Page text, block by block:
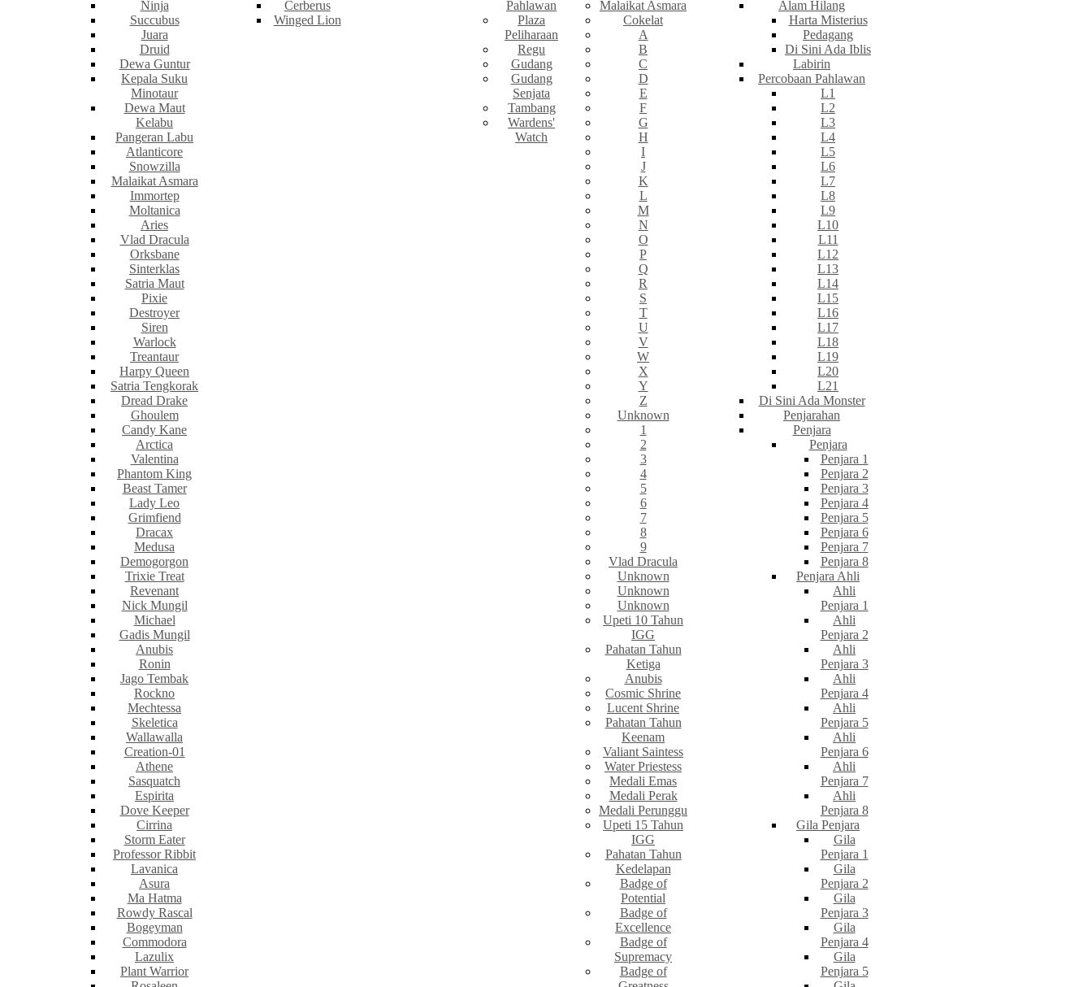
Ninja
Succubus
Juara
Druid
Dewa Guntur
Kepala Suku
Minotaur
Dewa Maut
Kelabu
Pangeran Labu
Atlanticore
Snowzilla
Malaikat Asmara
Immortep
Moltanica
Aries
Vlad Dracula
Orksbane
Sinterklas
Satria Maut
Pixie
Destroyer
Siren
Warlock
Treantaur
Harpy Queen
Satria Tengkorak
Dread Drake
Ghoulem
Candy Kane
Arctica
Valentina
Phantom King
Beast Tamer
Lady Leo
Grimfiend
Dracax
Medusa
Demogorgon
Trixie Treat
Revenant
Nick Mungil
Michael
Gadis Mungil
Anubis
Ronin
Jago Tembak
Rockno
Mechtessa
Skeletica
Wallawalla
Creation-01
Athene
Sasquatch
Espirita
Dove Keeper
Cirrina
Storm Eater
Professor Ribbit
Lavanica
Asura
Ma Hatma
Rowdy Rascal
Bogeyman
Commodora
Lazulix
Plant Warrior
Cerberus
Winged Lion
Pahlawan
Plaza
Peliharaan
Regu
Gudang
Gudang
Senjata
Tambang
Wardens'
Watch
Malaikat Asmara
Cokelat
A
B
C
D
E
F
G
H
I
J
K
L
M
N
O
P
Q
R
S
T
U
V
W
X
Y
Z
Unknown
1
2
3
4
5
6
7
8
9
Vlad Dracula
Unknown
Unknown
Unknown
Upeti 10 Tahun
IGG
Pahatan Tahun
Ketiga
Anubis
Cosmic Shrine
Lucent Shrine
Pahatan Tahun
Keenam
Valiant Saintess
Water Priestess
Medali Emas
Medali Perak
Medali Perunggu
Upeti 15 Tahun
IGG
Pahatan Tahun
Kedelapan
Badge of
Potential
Badge of
Excellence
Badge of
Supremacy
Badge of
Alam Hilang
Harta Misterius
Pedagang
Di Sini Ada Iblis
Labirin
Percobaan Pahlawan
L1
L2
L3
L4
L5
L6
L7
L8
L9
L10
L11
L12
L13
L14
L15
L16
L17
L18
L19
L20
L21
Di Sini Ada Monster
Penjarahan
Penjara
Penjara
Penjara 1
Penjara 2
Penjara 3
Penjara 4
Penjara 5
Penjara 6
Penjara 7
Penjara 8
Penjara Ahli
Ahli
Penjara 1
Ahli
Penjara 2
Ahli
Penjara 3
Ahli
Penjara 4
Ahli
Penjara 5
Ahli
Penjara 6
Ahli
Penjara 7
Ahli
Penjara 8
Gila Penjara
Gila
Penjara 1
Gila
Penjara 2
Gila
Penjara 3
Gila
Penjara 4
Gila
Penjara 5